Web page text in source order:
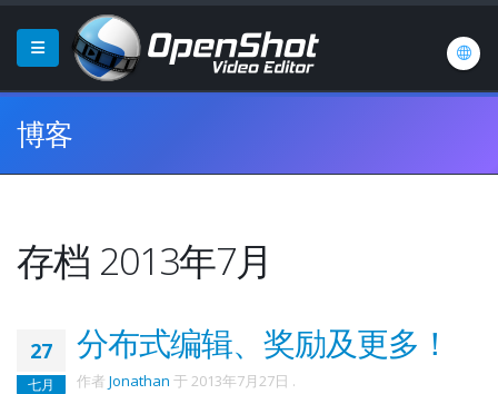
博客
存档 2013年7月
27
七月
分布式编辑、奖励及更多！
作者 Jonathan 于 2013年7月27日 .